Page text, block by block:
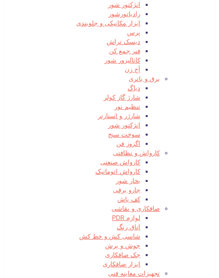
انژکتور شور
رادیاتورشور
ابزار مکانیکی و جلوبندی
پرس
دیسک تراش
فنر جمع کن
کاتالیزور شور
آج زن
برق و باتری
دیاگ
شارژ گاز کولر
تنظیم نور
شارژر و استارتر
انژکتور شور
سوخت سنج
اگزوز فن
کارواش و نظافتی
کارواش صنعتی
کارواش اتوماتیک
بخار شور
جارو برقی
کف پاش
صافکاری و نقاشی
لوازم PDR
اتاق رنگ
شاسی کش و خط کش
جوش و برش
جک صافکاری
ابزار صافکاری
تجهیزات معاینه فنی